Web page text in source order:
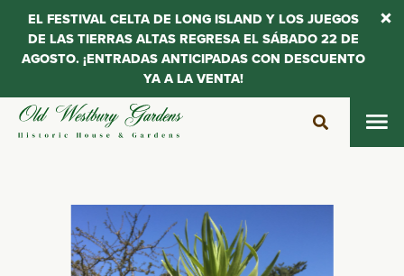
Saltar
EL FESTIVAL CELTA DE LONG ISLAND Y LOS JUEGOS
DE LAS TIERRAS ALTAS REGRESA EL SÁBADO 22 DE
AGOSTO. ¡ENTRADAS ANTICIPADAS CON DESCUENTO
YA A LA VENTA!